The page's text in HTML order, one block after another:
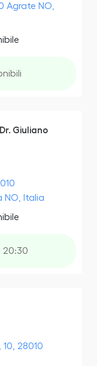
Agrate NO,
Giuliano
NO, Italia
20:30
28010